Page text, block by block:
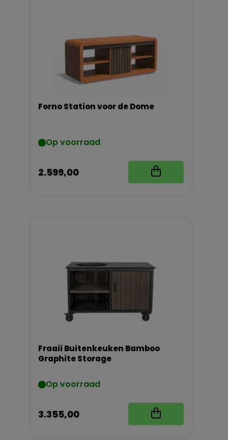
Forno Station voor de Dome
Op voorraad
2.599,00
Fraaii Buitenkeuken Bamboo
Graphite Storage
Op voorraad
3.355,00